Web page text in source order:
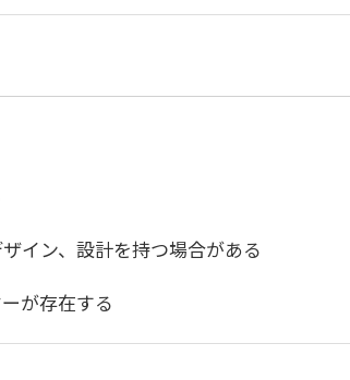
イン、設計を持つ場合がある
が存在する